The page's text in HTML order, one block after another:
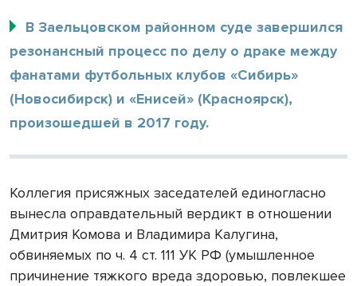
В Заельцовском районном суде завершился
резонансный процесс по делу о драке между
фанатами футбольных клубов «Сибирь»
(Новосибирск) и «Енисей» (Красноярск),
произошедшей в 2017 году.
Коллегия присяжных заседателей единогласно
вынесла оправдательный вердикт в отношении
Дмитрия Комова и Владимира Калугина,
обвиняемых по ч. 4 ст. 111 УК РФ (умышленное
причинение тяжкого вреда здоровью, повлекшее